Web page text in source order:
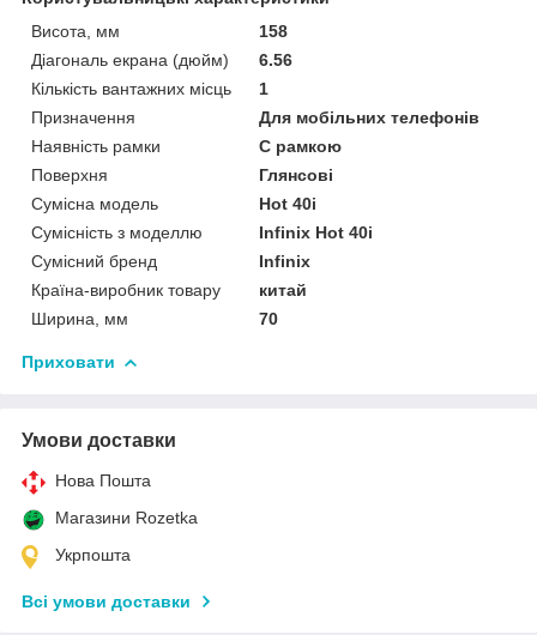
Висота, мм
158
Діагональ екрана (дюйм)
6.56
Кількість вантажних місць
1
Призначення
Для мобільних телефонів
Наявність рамки
C рамкою
Поверхня
Глянсові
Сумісна модель
Hot 40i
Сумісність з моделлю
Infinix Hot 40i
Сумісний бренд
Infinix
Країна-виробник товару
китай
Ширина, мм
70
Приховати
Умови доставки
Нова Пошта
Магазини Rozetka
Укрпошта
Всі умови доставки